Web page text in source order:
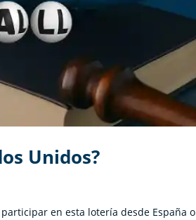
Unidos?
en esta lotería desde España o